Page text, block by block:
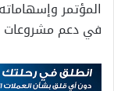
المؤتمر
في دعم مشروعات